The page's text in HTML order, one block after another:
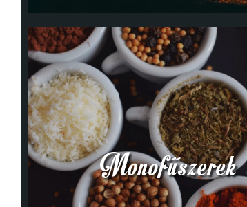
Monofűszerek